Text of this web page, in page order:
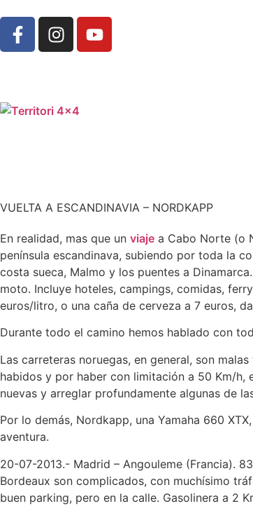
VUELTA A ESCANDINAVIA – NORDKAPP
En realidad, mas que un viaje a Cabo Norte (o
península escandinava, subiendo por toda la
costa sueca, Malmo y los puentes a
moto. Incluye hoteles, campings, comidas,
euros/litro, o una caña de cerveza a 7 euros,
Durante todo el camino hemos hablado con
Las carreteras noruegas, en general, son
habidos y por haber con limitación a 50 Km/h,
nuevas y arreglar profundamente algunas de
Por lo demás, Nordkapp, una Yamaha 660
aventura.
20-07-2013.- Madrid – Angouleme (Francia).
Bordeaux son complicados, con muchísimo
buen parking, pero en la calle. Gasolinera a 2